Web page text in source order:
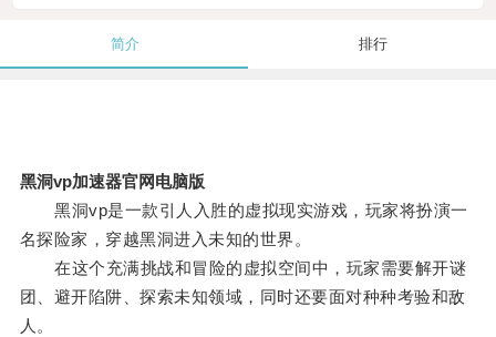
简介 排行
黑洞vp加速器官网电脑版
黑洞vp是一款引人入胜的虚拟现实游戏，玩家将扮演一
名探险家，穿越黑洞进入未知的世界。
在这个充满挑战和冒险的虚拟空间中，玩家需要解开谜
团、避开陷阱、探索未知领域，同时还要面对种种考验和敌
人。